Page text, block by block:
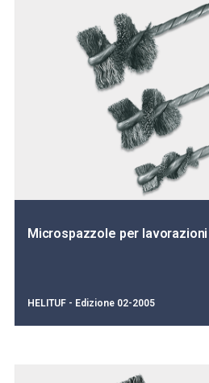
Microspazzole per
HELITUF - Edizione 02-2005